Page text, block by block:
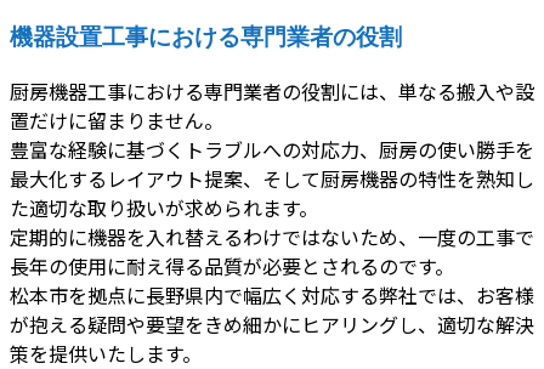
機器設置工事における専門業者の役割
厨房機器工事における専門業者の役割には、単なる搬入や設
置だけに留まりません。
豊富な経験に基づくトラブルへの対応力、厨房の使い勝手を
最大化するレイアウト提案、そして厨房機器の特性を熟知し
た適切な取り扱いが求められます。
定期的に機器を入れ替えるわけではないため、一度の工事で
長年の使用に耐え得る品質が必要とされるのです。
松本市を拠点に長野県内で幅広く対応する弊社では、お客様
が抱える疑問や要望をきめ細かにヒアリングし、適切な解決
策を提供いたします。